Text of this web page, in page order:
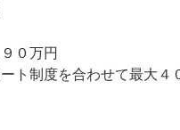
０万円
ト制度を合わせて最大４